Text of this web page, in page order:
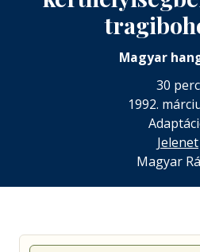
Magyar
30 perc
1992.
Jelenet
Magyar